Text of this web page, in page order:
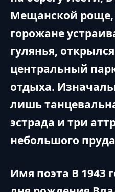
Мещанской роще,
горожане
гулянья,
центральный
отдыха.
лишь
эстрада и три
небольшого
Имя поэта В 1943